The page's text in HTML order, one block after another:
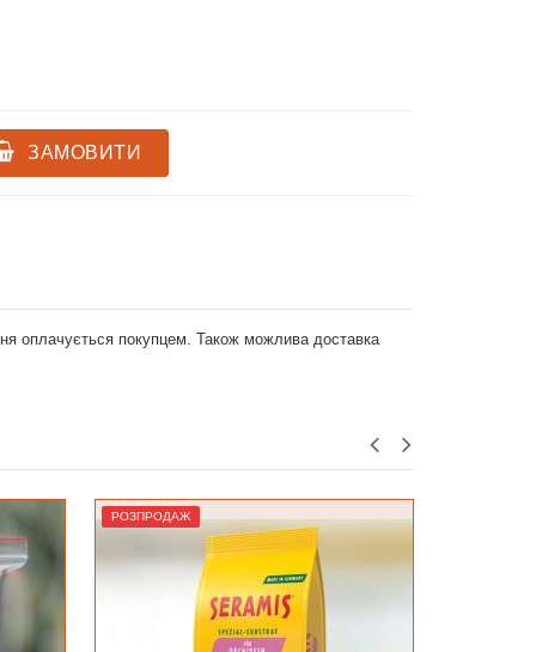
ЗАМОВИТИ
оплачується покупцем. Також можлива доставка
РОЗПРОДАЖ